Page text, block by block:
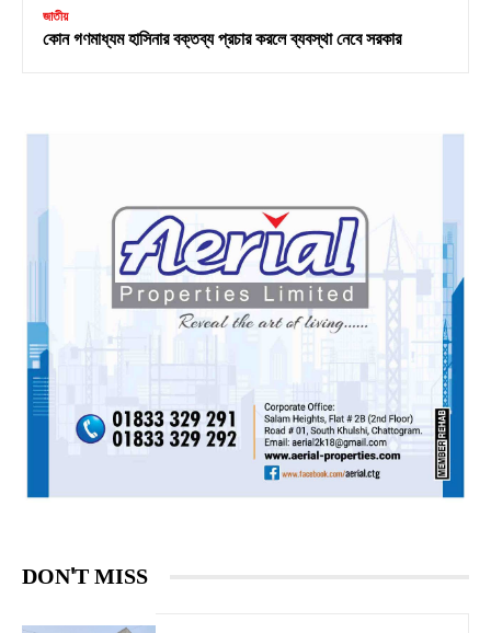
জাতীয়
কোন গণমাধ্যম হাসিনার বক্তব্য প্রচার করলে ব্যবস্থা নেবে সরকার
DON'T MISS